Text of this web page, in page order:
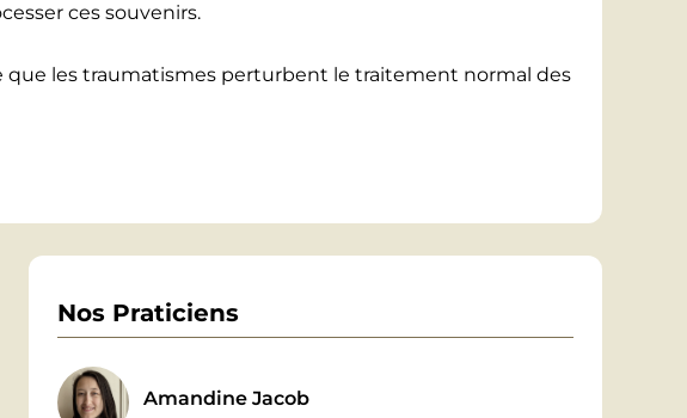
ces souvenirs.
que les traumatismes perturbent le traitement normal des
des mouvements alternatifs, le thérapeute aide le
souvent une diminution significative de leur détresse et
sont connectés, plusieurs séances peuvent être
Nos Praticiens
Amandine Jacob